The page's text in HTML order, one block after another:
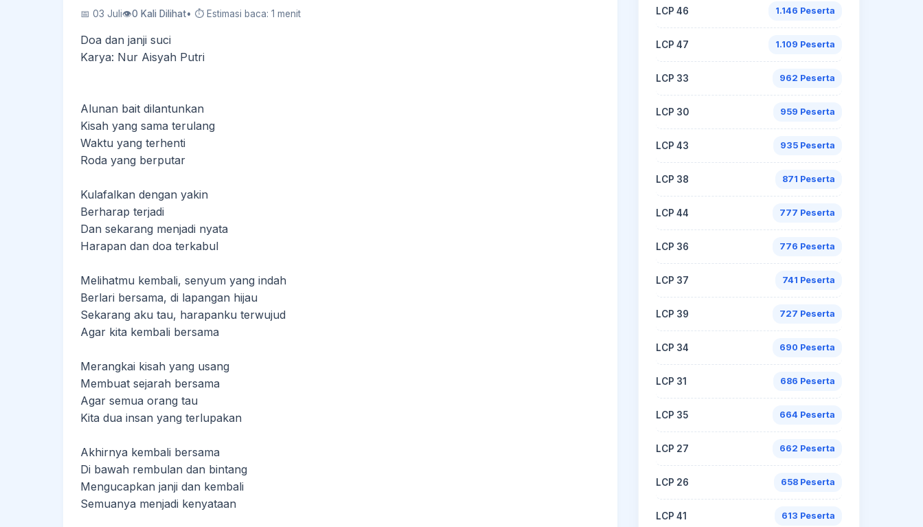
📅 03 Juli👁0 Kali Dilihat• ⏱ Estimasi baca: 1 menit
Doa dan janji suci
Karya: Nur Aisyah Putri
Alunan bait dilantunkan
Kisah yang sama terulang
Waktu yang terhenti
Roda yang berputar
Kulafalkan dengan yakin
Berharap terjadi
Dan sekarang menjadi nyata
Harapan dan doa terkabul
Melihatmu kembali, senyum yang indah
Berlari bersama, di lapangan hijau
Sekarang aku tau, harapanku terwujud
Agar kita kembali bersama
Merangkai kisah yang usang
Membuat sejarah bersama
Agar semua orang tau
Kita dua insan yang terlupakan
Akhirnya kembali bersama
Di bawah rembulan dan bintang
Mengucapkan janji dan kembali
Semuanya menjadi kenyataan
LCP 46 1.146 Peserta
LCP 47 1.109 Peserta
LCP 33 962 Peserta
LCP 30 959 Peserta
LCP 43 935 Peserta
LCP 38 871 Peserta
LCP 44 777 Peserta
LCP 36 776 Peserta
LCP 37 741 Peserta
LCP 39 727 Peserta
LCP 34 690 Peserta
LCP 31 686 Peserta
LCP 35 664 Peserta
LCP 27 662 Peserta
LCP 26 658 Peserta
LCP 41 613 Peserta